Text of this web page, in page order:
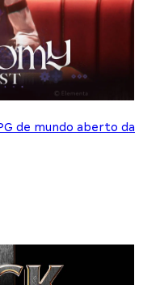
de mundo aberto da